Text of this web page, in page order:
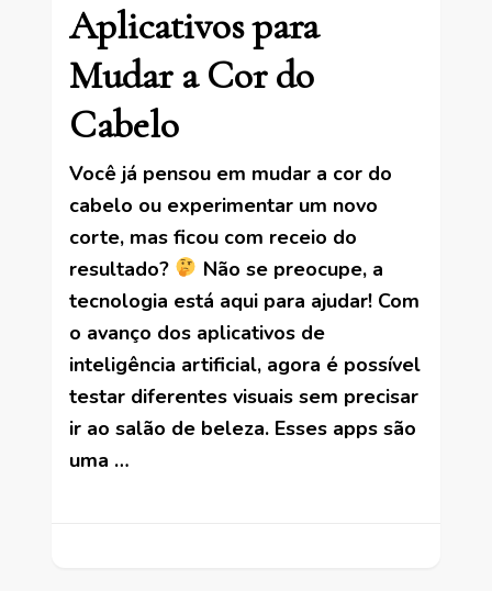
Aplicativos para
Mudar a Cor do
Cabelo
Você já pensou em mudar a cor do
cabelo ou experimentar um novo
corte, mas ficou com receio do
resultado?
Não se preocupe, a
tecnologia está aqui para ajudar! Com
o avanço dos aplicativos de
inteligência artificial, agora é possível
testar diferentes visuais sem precisar
ir ao salão de beleza. Esses apps são
uma …